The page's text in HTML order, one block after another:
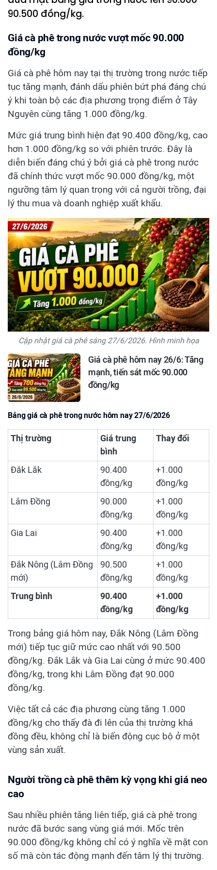
90.500 đồng/kg.
Giá cà phê trong nước vượt mốc 90.000
đồng/kg
Giá cà phê hôm nay tại thị trường trong nước tiếp
tục tăng mạnh, đánh dấu phiên bứt phá đáng chú
ý khi toàn bộ các địa phương trọng điểm ở Tây
Nguyên cùng tăng 1.000 đồng/kg.
Mức giá trung bình hiện đạt 90.400 đồng/kg, cao
hơn 1.000 đồng/kg so với phiên trước. Đây là
diễn biến đáng chú ý bởi giá cà phê trong nước
đã chính thức vượt mốc 90.000 đồng/kg, một
ngưỡng tâm lý quan trọng với cả người trồng, đại
lý thu mua và doanh nghiệp xuất khẩu.
Cập nhật giá cà phê sáng 27/6/2026. Hình minh họa
Giá cà phê hôm nay 26/6: Tăng
mạnh, tiến sát mốc 90.000
đồng/kg
Bảng giá cà phê trong nước hôm nay 27/6/2026
Thị trường
Giá trung
bình
Thay đổi
Đắk Lắk
90.400
đồng/kg
+1.000
đồng/kg
Lâm Đồng
90.000
đồng/kg
+1.000
đồng/kg
Gia Lai
90.400
đồng/kg
+1.000
đồng/kg
Đắk Nông (Lâm Đồng
mới)
90.500
đồng/kg
+1.000
đồng/kg
Trung bình
90.400
đồng/kg
+1.000
đồng/kg
Trong bảng giá hôm nay, Đắk Nông (Lâm Đồng
mới) tiếp tục giữ mức cao nhất với 90.500
đồng/kg. Đắk Lắk và Gia Lai cùng ở mức 90.400
đồng/kg, trong khi Lâm Đồng đạt 90.000
đồng/kg.
Việc tất cả các địa phương cùng tăng 1.000
đồng/kg cho thấy đà đi lên của thị trường khá
đồng đều, không chỉ là biến động cục bộ ở một
vùng sản xuất.
Người trồng cà phê thêm kỳ vọng khi giá neo
cao
Sau nhiều phiên tăng liên tiếp, giá cà phê trong
nước đã bước sang vùng giá mới. Mốc trên
90.000 đồng/kg không chỉ có ý nghĩa về mặt con
số mà còn tác động mạnh đến tâm lý thị trường.